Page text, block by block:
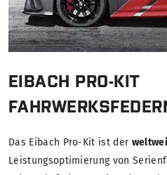
EIBACH PRO-KIT
Das Eibach Pro-Kit ist der
Leistungsoptimierung von